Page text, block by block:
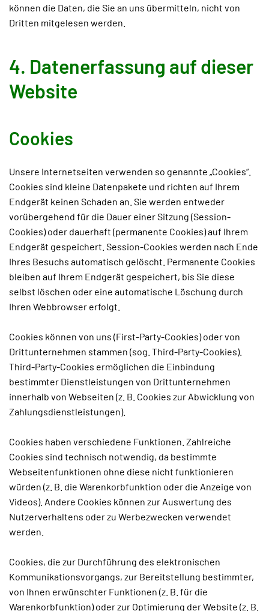
können die Daten, die Sie an uns übermitteln, nicht von
Dritten mitgelesen werden.
4. Datenerfassung auf dieser
Website
Cookies
Unsere Internetseiten verwenden so genannte „Cookies“.
Cookies sind kleine Datenpakete und richten auf Ihrem
Endgerät keinen Schaden an. Sie werden entweder
vorübergehend für die Dauer einer Sitzung (Session-
Cookies) oder dauerhaft (permanente Cookies) auf Ihrem
Endgerät gespeichert. Session-Cookies werden nach Ende
Ihres Besuchs automatisch gelöscht. Permanente Cookies
bleiben auf Ihrem Endgerät gespeichert, bis Sie diese
selbst löschen oder eine automatische Löschung durch
Ihren Webbrowser erfolgt.
Cookies können von uns (First-Party-Cookies) oder von
Drittunternehmen stammen (sog. Third-Party-Cookies).
Third-Party-Cookies ermöglichen die Einbindung
bestimmter Dienstleistungen von Drittunternehmen
innerhalb von Webseiten (z. B. Cookies zur Abwicklung von
Zahlungsdienstleistungen).
Cookies haben verschiedene Funktionen. Zahlreiche
Cookies sind technisch notwendig, da bestimmte
Webseitenfunktionen ohne diese nicht funktionieren
würden (z. B. die Warenkorbfunktion oder die Anzeige von
Videos). Andere Cookies können zur Auswertung des
Nutzerverhaltens oder zu Werbezwecken verwendet
werden.
Cookies, die zur Durchführung des elektronischen
Kommunikationsvorgangs, zur Bereitstellung bestimmter,
von Ihnen erwünschter Funktionen (z. B. für die
Warenkorbfunktion) oder zur Optimierung der Website (z. B.